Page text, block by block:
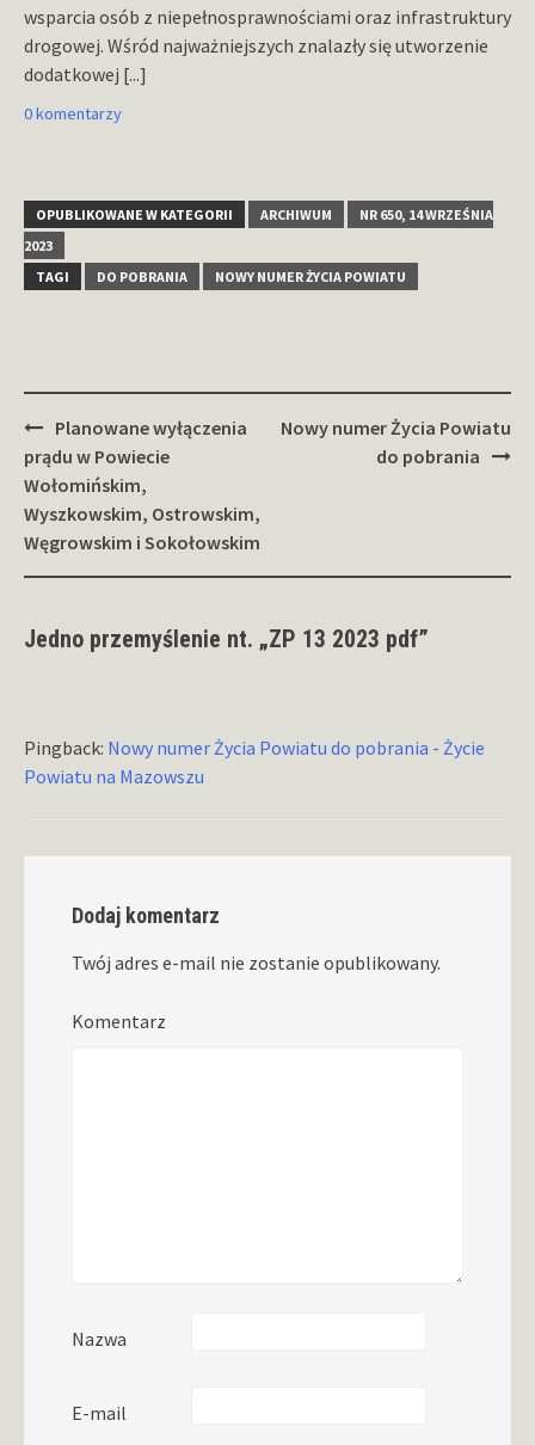
wsparcia osób z niepełnosprawnościami oraz infrastruktury
drogowej. Wśród najważniejszych znalazły się utworzenie
dodatkowej [...]
0 komentarzy
OPUBLIKOWANE W KATEGORII ARCHIWUM
NR 650, 14 WRZEŚNIA
2023
TAGI
DO POBRANIA NOWY NUMER ŻYCIA POWIATU
Zobacz
wpisy
Planowane wyłączenia
prądu w Powiecie
Wołomińskim,
Wyszkowskim, Ostrowskim,
Węgrowskim i Sokołowskim
Nowy numer Życia Powiatu
do pobrania
Jedno przemyślenie nt. „ZP 13 2023 pdf”
Pingback: Nowy numer Życia Powiatu do pobrania - Życie
Powiatu na Mazowszu
Dodaj komentarz
Twój adres e-mail nie zostanie opublikowany.
Komentarz
Nazwa
E-mail